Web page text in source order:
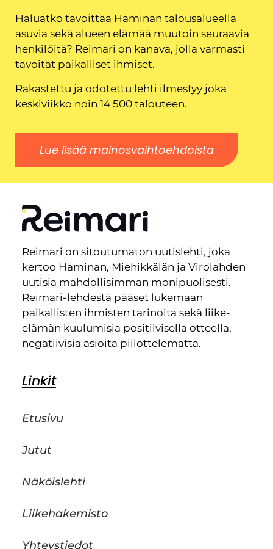
Haluatko tavoittaa Haminan talousalueella
asuvia sekä alueen elämää muutoin seuraavia
henkilöitä? Reimari on kanava, jolla varmasti
tavoitat paikalliset ihmiset.
Rakastettu ja odotettu lehti ilmestyy joka
keskiviikko noin 14 500 talouteen.
Lue lisää mainosvaihtoehdoista
Reimari on sitoutumaton uutislehti, joka
kertoo Haminan, Miehikkälän ja Virolahden
uutisia mahdollisimman monipuolisesti.
Reimari-lehdestä pääset lukemaan
paikallisten ihmisten tarinoita sekä liike-
elämän kuulumisia positiivisella otteella,
negatiivisia asioita piilottelematta.
Linkit
Etusivu
Jutut
Näköislehti
Liikehakemisto
Yhteystiedot